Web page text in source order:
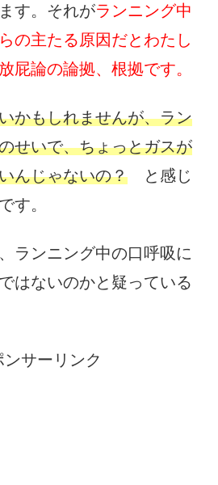
す。それがランニング中
の主たる原因だとわたし
屁論の論拠、根拠です。
かもしれませんが、ラン
せいで、ちょっとガスが
んじゃないの？ と感じ
す。
ランニング中の口呼吸に
ではないのかと疑っている
ンサーリンク